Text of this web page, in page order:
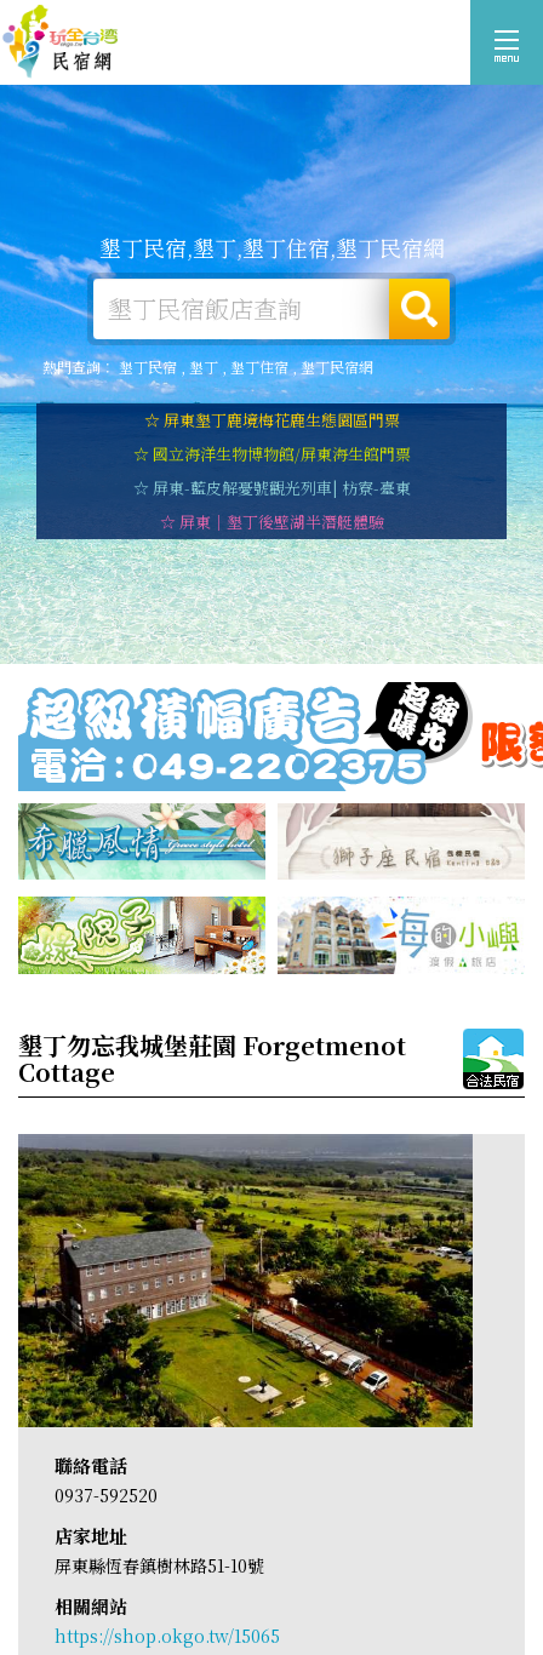
墾丁民宿,墾丁,墾丁住宿,墾丁民宿網
熱門查詢：墾丁民宿 ,墾丁,墾丁住宿,墾丁民宿網
☆ 屏東墾丁鹿境梅花鹿生態園區門票
☆ 國立海洋生物博物館/屏東海生館門票
☆ 屏東-藍皮解憂號觀光列車| 枋寮-臺東
☆ 屏東｜墾丁後壁湖半潛艇體驗
墾丁勿忘我城堡莊園 Forgetmenot
Cottage
聯絡電話
0937-592520
店家地址
屏東縣恆春鎮樹林路51-10號
相關網站
https://shop.okgo.tw/15065